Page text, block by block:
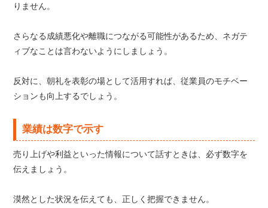
りません。
さらなる成績悪化や離職につながる可能性があるため、ネガテ
ィブなことは言わないようにしましょう。
反対に、朝礼を表彰の場として活用すれば、従業員のモチベー
ションも向上するでしょう。
業績は数字で示す
売り上げや利益といった情報について話すときは、必ず数字を
伝えましょう。
漠然とした状況を伝えても、正しく把握できません。